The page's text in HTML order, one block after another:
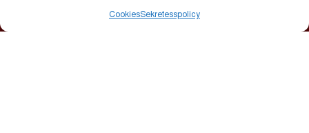
CookiesSekretesspolicy
gemenskap och nya perspektiv.